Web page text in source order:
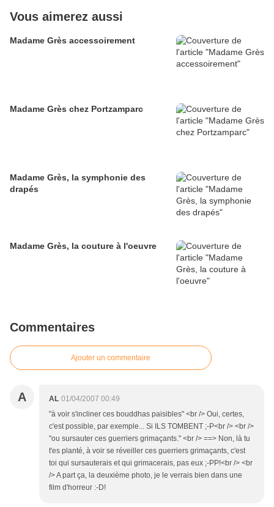
Vous aimerez aussi
Madame Grès accessoirement
Madame Grès chez Portzamparc
Madame Grès, la symphonie des
drapés
Madame Grès, la couture à l'oeuvre
Commentaires
Ajouter un commentaire
A AL 01/04/2007 00:49
"à voir s'incliner ces bouddhas paisibles" <br /> Oui, certes,
c'est possible, par exemple... Si ILS TOMBENT ;-P<br /> <br />
"ou sursauter ces guerriers grimaçants." <br /> ==> Non, là tu
t'es planté, à voir se réveiller ces guerriers grimaçants, c'est
toi qui sursauterais et qui grimacerais, pas eux ;-PP!<br /> <br
/> A part ça, la deuxième photo, je le verrais bien dans une
film d'horreur :-D!